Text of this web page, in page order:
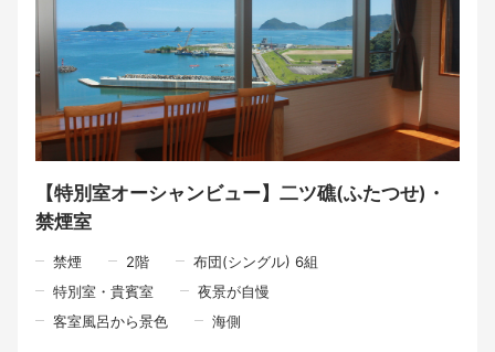
・生ビール／瓶ビール
・グラスワイン（赤・白）
・ハイボール
・ソフトドリンク
その時季に最も美味しい食材を選び、一皿一皿丁寧に仕立てた特
別会席です。窓の向こうに広がる北浦の海を眺めながら、旬の味
\\\全10品 北浦の穏やかな海と宮崎の豊かな恵みを味わう「海幸
///
一皿の料理は、旅の記憶になる。
私たちは、旅の記憶に残るのは、ただ「何を食べたか」だけでは
【特別室オーシャンビュー】二ツ礁(ふたつせ)・
禁煙室
禁煙 2階
布団(シングル) 6組
特別室・貴賓室
夜景が自慢
客室風呂から景色
海側